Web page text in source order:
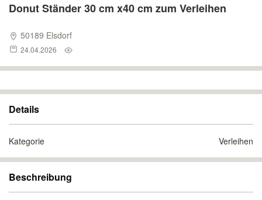
Donut Ständer 30 cm x40 cm zum Verleihen
50189 Elsdorf
24.04.2026
Details
Kategorie Verleihen
Beschreibung